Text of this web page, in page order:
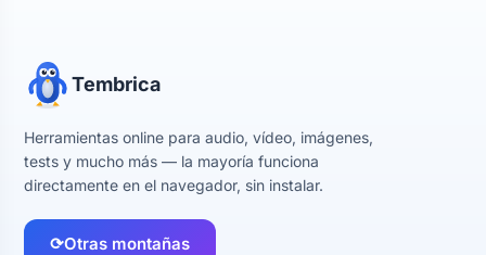
Tembrica
Herramientas online para audio, vídeo, imágenes,
tests y mucho más — la mayoría funciona
directamente en el navegador, sin instalar.
⟳Otras montañas